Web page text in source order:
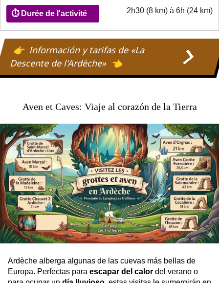
Période
d'ouverture
Durée
de
2h30 (8 km) à 6h (24 km)
Información y tarifas de «La
Descente de l'Ardèche»
Aven et Caves: Viaje al corazón de la Tierra
Ardèche alberga algunas de las cuevas más bellas de
Europa. Perfectas para escapar del calor del verano o